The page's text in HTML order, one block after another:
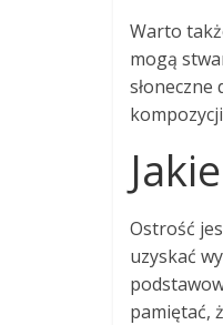
Warto
mogą
Ostrość
uzyskać
pamiętać,